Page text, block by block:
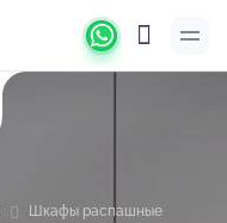
Шкафы распашные